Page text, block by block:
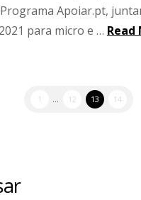
Apoiar.pt,
para micro e … Read
1 ... 12 13 14